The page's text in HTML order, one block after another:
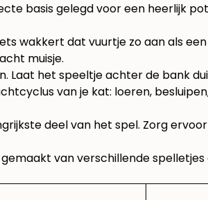
basis gelegd voor een heerlijk
wakkert dat vuurtje zo aan als
muisje.
Laat het speeltje achter de bank
van je kat: loeren,
deel van het spel. Zorg
van verschillende